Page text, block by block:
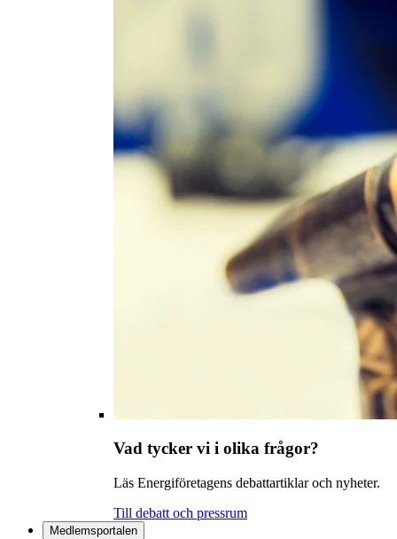
Vad tycker vi i olika frågor?
Läs Energiföretagens debattartiklar och nyheter.
Till debatt och pressrum
Medlemsportalen